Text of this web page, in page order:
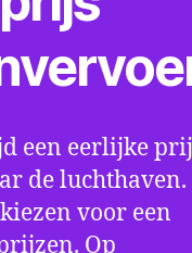
een eerlijke
de luchthaven.
voor een
Op